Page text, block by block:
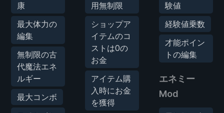
康
最大体力の
編集
無制限の古
代魔法エネ
ルギー
最大コンボ
用無制限
ショップア
イテムのコ
ストは0の
お金
アイテム購
入時にお金
を獲得
験値
経験値乗数
才能ポイン
トの編集
エネミー
Mod